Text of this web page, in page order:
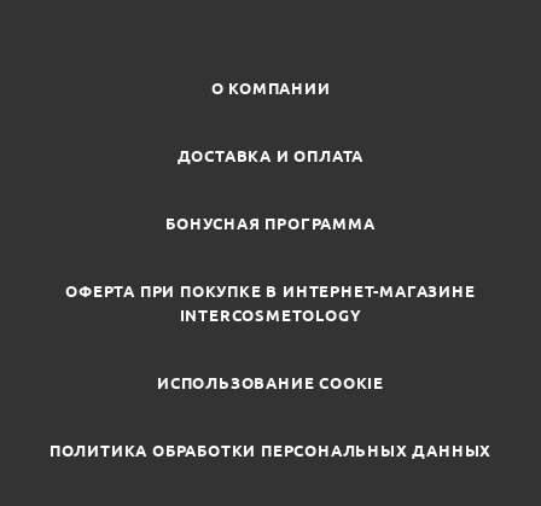
О КОМПАНИИ
ДОСТАВКА И ОПЛАТА
БОНУСНАЯ ПРОГРАММА
ОФЕРТА ПРИ ПОКУПКЕ В ИНТЕРНЕТ-МАГАЗИНЕ
INTERCOSMETOLOGY
ИСПОЛЬЗОВАНИЕ COOKIE
ПОЛИТИКА ОБРАБОТКИ ПЕРСОНАЛЬНЫХ ДАННЫХ